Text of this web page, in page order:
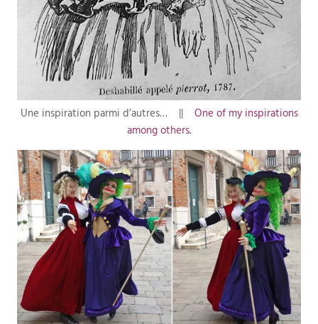
Une inspiration parmi d’autres… || One of my inspirations
among others.